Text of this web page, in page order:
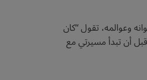
وعوالمه، تقول “كان
أن تبدأ مسيرتي مع